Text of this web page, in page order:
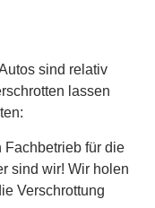
sind relativ
lassen
Fachbetrieb für die
sind wir! Wir holen
Verschrottung